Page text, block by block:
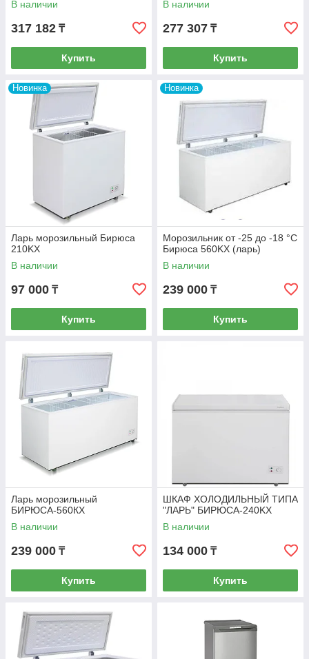
В наличии
317 182 ₸
Купить
В наличии
277 307 ₸
Купить
Новинка
Ларь морозильный Бирюса
210KX
В наличии
97 000 ₸
Купить
Новинка
Морозильник от -25 до -18 °С
Бирюса 560KX (ларь)
В наличии
239 000 ₸
Купить
Ларь морозильный
БИРЮСА-560КХ
В наличии
239 000 ₸
Купить
ШКАФ ХОЛОДИЛЬНЫЙ ТИПА
"ЛАРЬ" БИРЮСА-240KX
В наличии
134 000 ₸
Купить